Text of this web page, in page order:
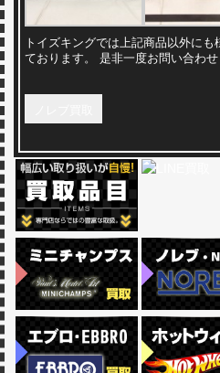
トイズキングでは上記商品以外に
ております。 是非一度お問い合わせ